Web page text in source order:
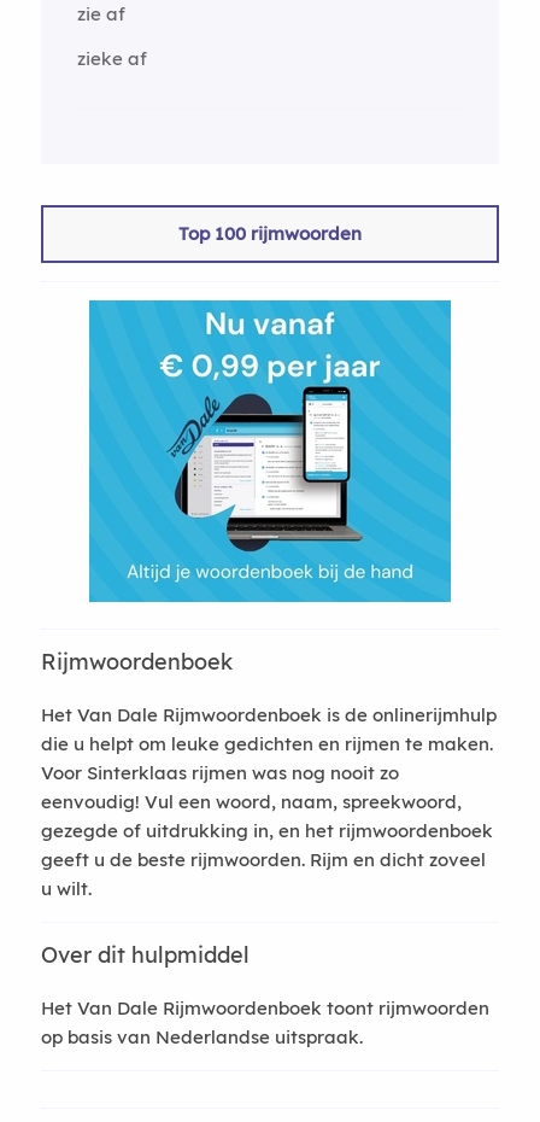
zie af
zieke af
Top 100 rijmwoorden
Rijmwoordenboek
Het Van Dale Rijmwoordenboek is de onlinerijmhulp
die u helpt om leuke gedichten en rijmen te maken.
Voor Sinterklaas rijmen was nog nooit zo
eenvoudig! Vul een woord, naam, spreekwoord,
gezegde of uitdrukking in, en het rijmwoordenboek
geeft u de beste rijmwoorden. Rijm en dicht zoveel
u wilt.
Over dit hulpmiddel
Het Van Dale Rijmwoordenboek toont rijmwoorden
op basis van Nederlandse uitspraak.